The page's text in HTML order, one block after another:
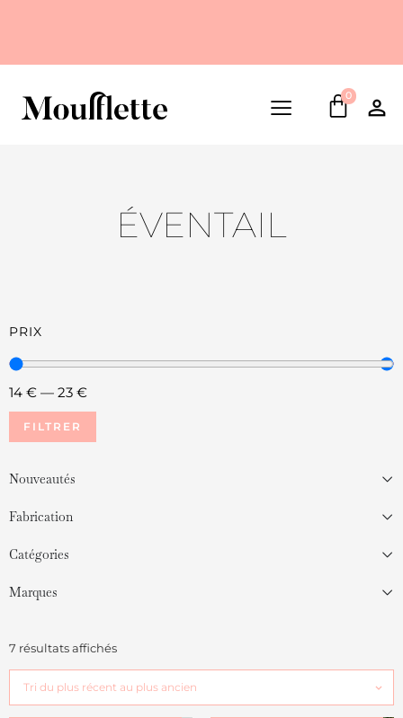
0
ÉVENTAIL
PRIX
14 € — 23 €
FILTRER
Nouveautés
Fabrication
Catégories
Marques
7 résultats affichés